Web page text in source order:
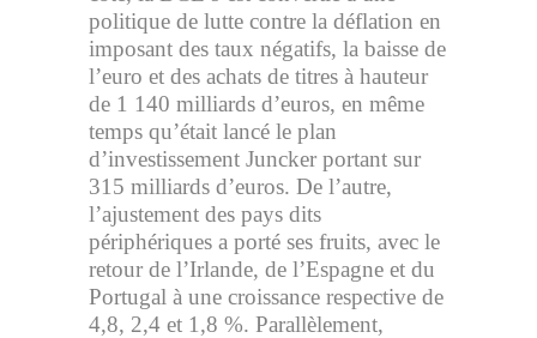
politique de lutte contre la déflation en
imposant des taux négatifs, la baisse de
l’euro et des achats de titres à hauteur
de 1 140 milliards d’euros, en même
temps qu’était lancé le plan
d’investissement Juncker portant sur
315 milliards d’euros. De l’autre,
l’ajustement des pays dits
périphériques a porté ses fruits, avec le
retour de l’Irlande, de l’Espagne et du
Portugal à une croissance respective de
4,8, 2,4 et 1,8 %. Parallèlement,